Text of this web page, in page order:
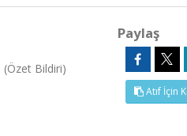
(Özet Bildiri)
Paylaş
Atıf İçin